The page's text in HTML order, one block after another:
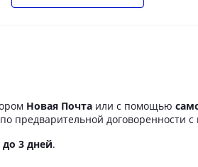
Новая Почта или с помощью
по предварительной договоренности
до 3 дней.